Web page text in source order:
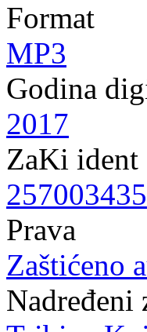
Format
MP3
Godina
2017
ZaKi ident
257003435
Prava
Zaštićeno
Nadređeni